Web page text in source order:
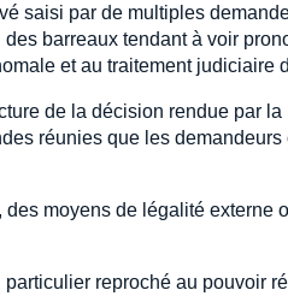
saisi par de multiples
barreaux tendant à voir
et au traitement judiciaire
de la décision rendue par
réunies que les
des moyens de légalité
reproché au pouvoir